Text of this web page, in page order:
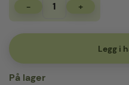
-
Anua
77%
250
+
Legg i
På lager